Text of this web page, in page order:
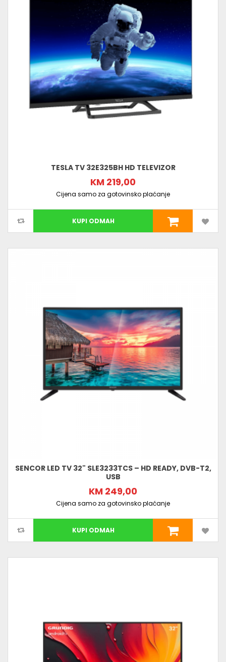
TESLA TV 32E325BH HD TELEVIZOR
KM 219,00
Cijena samo za gotovinsko plaćanje
KUPI ODMAH
SENCOR LED TV 32" SLE3233TCS – HD READY, DVB-T2,
USB
KM 249,00
Cijena samo za gotovinsko plaćanje
KUPI ODMAH